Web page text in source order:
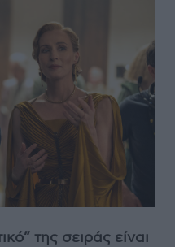
της σειράς είναι